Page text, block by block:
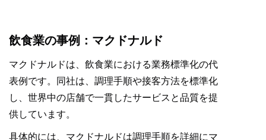
飲食業の事例：マクドナルド
マクドナルドは、飲食業における業務標準化の代
表例です。同社は、調理手順や接客方法を標準化
し、世界中の店舗で一貫したサービスと品質を提
供しています。
具体的には、マクドナルドは調理手順を詳細にマ